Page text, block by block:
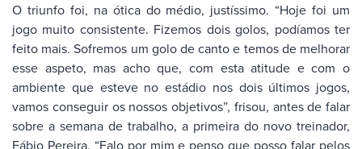
O triunfo foi, na ótica do médio, justíssimo. “Hoje foi um
jogo muito consistente. Fizemos dois golos, podíamos ter
feito mais. Sofremos um golo de canto e temos de melhorar
esse aspeto, mas acho que, com esta atitude e com o
ambiente que esteve no estádio nos dois últimos jogos,
vamos conseguir os nossos objetivos”, frisou, antes de falar
sobre a semana de trabalho, a primeira do novo treinador,
Fábio Pereira. “Falo por mim e penso que posso falar pelos